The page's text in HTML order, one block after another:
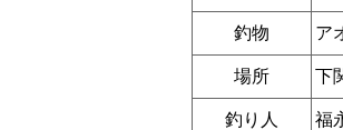
釣物 ア
場所 下
釣り人 福